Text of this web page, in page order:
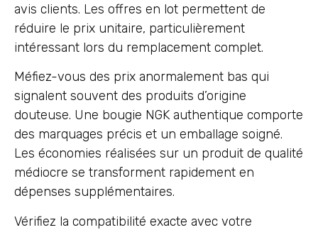
avis clients. Les offres en lot permettent de
réduire le prix unitaire, particulièrement
intéressant lors du remplacement complet.
Méfiez-vous des prix anormalement bas qui
signalent souvent des produits d’origine
douteuse. Une bougie NGK authentique comporte
des marquages précis et un emballage soigné.
Les économies réalisées sur un produit de qualité
médiocre se transforment rapidement en
dépenses supplémentaires.
Vérifiez la compatibilité exacte avec votre